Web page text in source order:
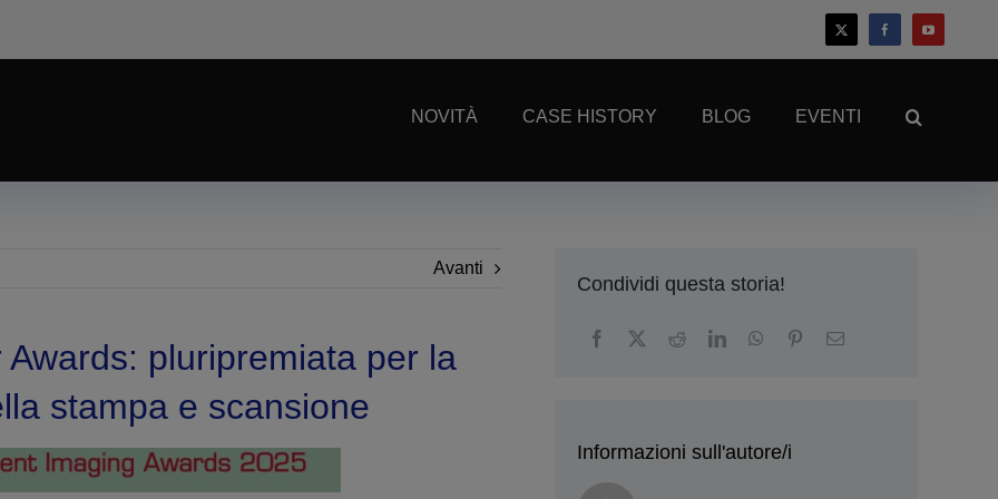
NOVITÀ CASE HISTORY BLOG EVENTI
Avanti
pluripremiata per la
stampa e scansione
Condividi questa storia!
Informazioni sull'autore/i